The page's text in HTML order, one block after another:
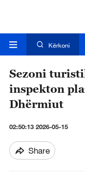
Kërkoni
Sezoni
inspekton
Dhërmiut
02:50:13 2026-05-15
Share